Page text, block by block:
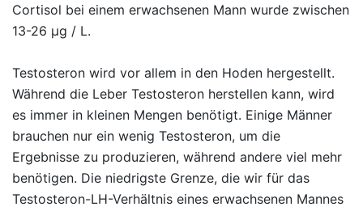
Cortisol bei einem erwachsenen Mann wurde zwischen
13-26 μg / L.
Testosteron wird vor allem in den Hoden hergestellt.
Während die Leber Testosteron herstellen kann, wird
es immer in kleinen Mengen benötigt. Einige Männer
brauchen nur ein wenig Testosteron, um die
Ergebnisse zu produzieren, während andere viel mehr
benötigen. Die niedrigste Grenze, die wir für das
Testosteron-LH-Verhältnis eines erwachsenen Mannes